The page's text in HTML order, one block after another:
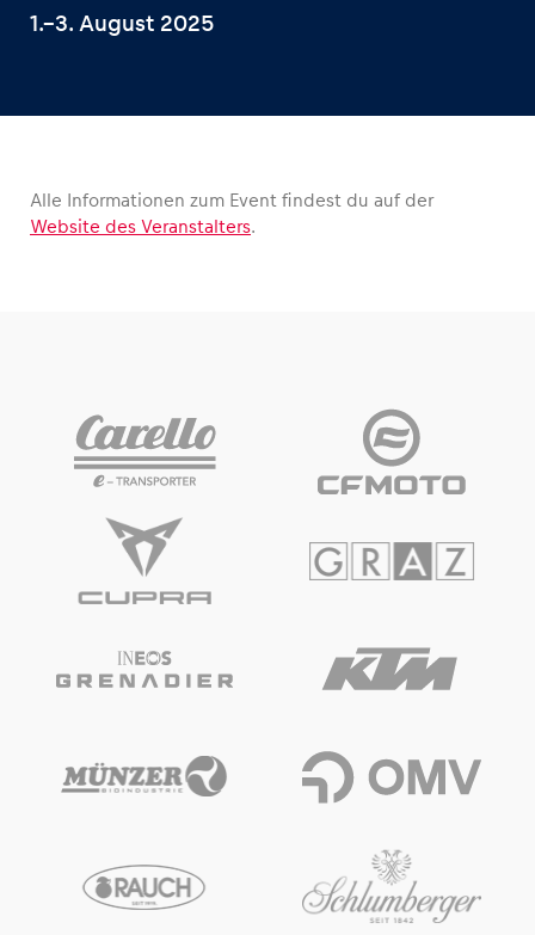
Erlebnisse
Fahrzeug
Alle anzeigen
1.–3. August 2025
Alle Informationen zum Event findest du auf der
Website des Veranstalters.